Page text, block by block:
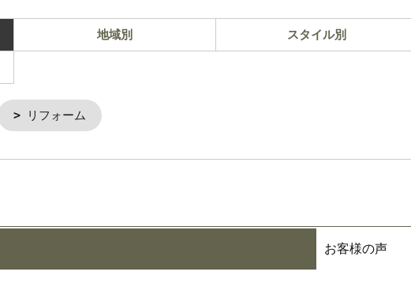
地域別 スタイル別
リフォーム
お客様の声